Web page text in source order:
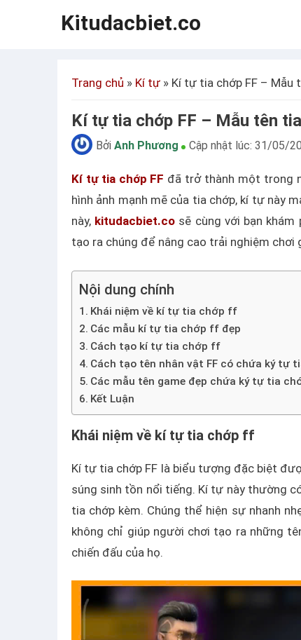
Kitudacbiet.co
Trang chủ » Kí tự » Kí tự tia chớp FF – Mẫu
Kí tự tia chớp FF – Mẫu tên
Bởi Anh Phương Cập nhật lúc: 31/05/
Kí tự tia chớp FF đã trở thành một trong
hình ảnh mạnh mẽ của tia chớp, kí tự này
này, kitudacbiet.co sẽ cùng với bạn khám
tạo ra chúng để nâng cao trải nghiệm chơi
Nội dung chính
Khái niệm về kí tự tia chớp ff
Các mẫu kí tự tia chớp ff đẹp
Cách tạo kí tự tia chớp ff
Cách tạo tên nhân vật FF có chứa ký tự
Các mẫu tên game đẹp chứa ký tự tia
Kết Luận
Khái niệm về kí tự tia chớp ff
Kí tự tia chớp FF là biểu tượng đặc biệt
súng sinh tồn nổi tiếng. Kí tự này thường
tia chớp kèm. Chúng thể hiện sự nhanh
không chỉ giúp người chơi tạo ra những
chiến đấu của họ.